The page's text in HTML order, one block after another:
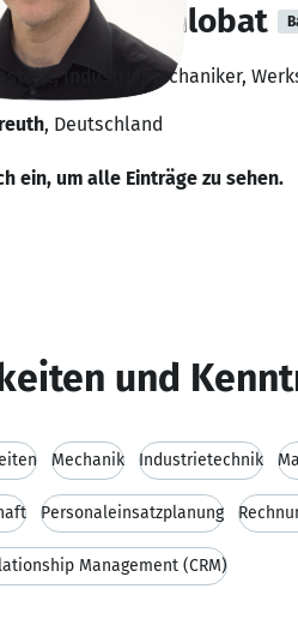
Henrik Schlobat
Industriemechaniker,
, Deutschland
ein, um alle Einträge zu sehen.
und
Mechanik Industrietechnik
Personaleinsatzplanung
Management (CRM)